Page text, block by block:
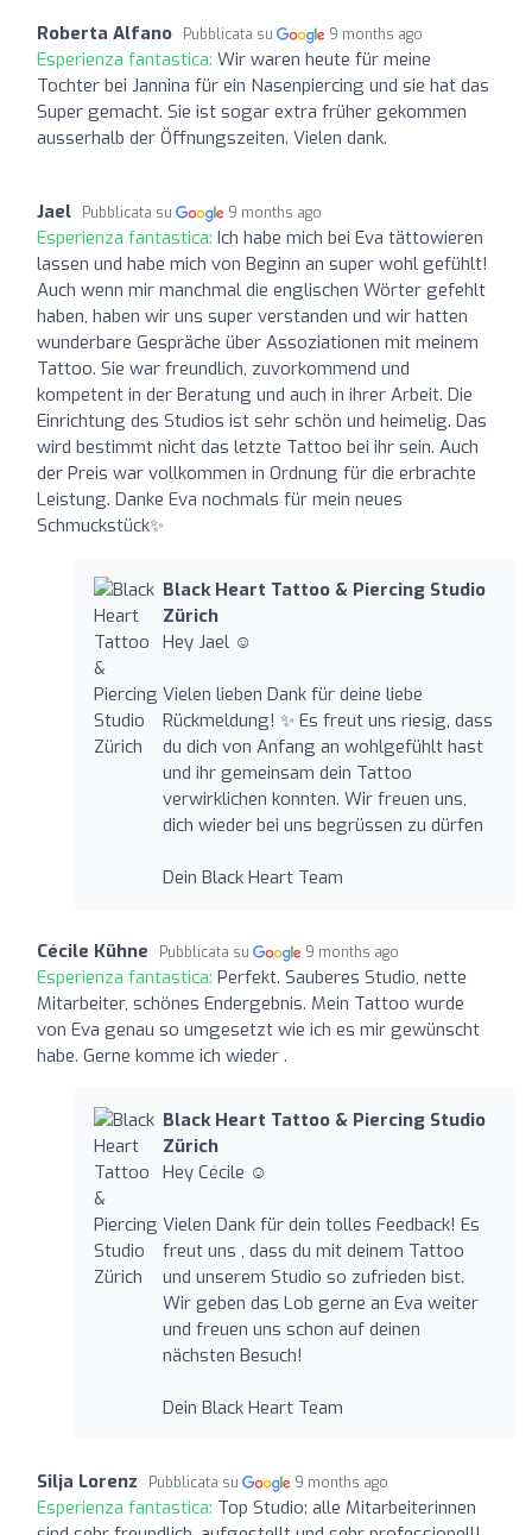
Roberta Alfano Pubblicata su 9 months ago
Esperienza fantastica: Wir waren heute für meine
Tochter bei Jannina für ein Nasenpiercing und sie hat das
Super gemacht. Sie ist sogar extra früher gekommen
ausserhalb der Öffnungszeiten. Vielen dank.
Jael Pubblicata su 9 months ago
Esperienza fantastica: Ich habe mich bei Eva tättowieren
lassen und habe mich von Beginn an super wohl gefühlt!
Auch wenn mir manchmal die englischen Wörter gefehlt
haben, haben wir uns super verstanden und wir hatten
wunderbare Gespräche über Assoziationen mit meinem
Tattoo. Sie war freundlich, zuvorkommend und
kompetent in der Beratung und auch in ihrer Arbeit. Die
Einrichtung des Studios ist sehr schön und heimelig. Das
wird bestimmt nicht das letzte Tattoo bei ihr sein. Auch
der Preis war vollkommen in Ordnung für die erbrachte
Leistung. Danke Eva nochmals für mein neues
Schmuckstück✨
Black Heart Tattoo & Piercing Studio
Zürich
Hey Jael ☺️
Vielen lieben Dank für deine liebe
Rückmeldung! ✨ Es freut uns riesig, dass
du dich von Anfang an wohlgefühlt hast
und ihr gemeinsam dein Tattoo
verwirklichen konnten. Wir freuen uns,
dich wieder bei uns begrüssen zu dürfen
Dein Black Heart Team
Cécile Kühne Pubblicata su 9 months ago
Esperienza fantastica: Perfekt. Sauberes Studio, nette
Mitarbeiter, schönes Endergebnis. Mein Tattoo wurde
von Eva genau so umgesetzt wie ich es mir gewünscht
habe. Gerne komme ich wieder .
Black Heart Tattoo & Piercing Studio
Zürich
Hey Cécile ☺️
Vielen Dank für dein tolles Feedback! Es
freut uns , dass du mit deinem Tattoo
und unserem Studio so zufrieden bist.
Wir geben das Lob gerne an Eva weiter
und freuen uns schon auf deinen
nächsten Besuch!
Dein Black Heart Team
Silja Lorenz Pubblicata su 9 months ago
Esperienza fantastica: Top Studio: alle Mitarbeiterinnen